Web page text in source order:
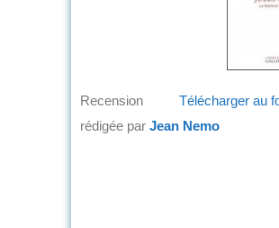
Télécharger au
Recension
rédigée par Jean Nemo